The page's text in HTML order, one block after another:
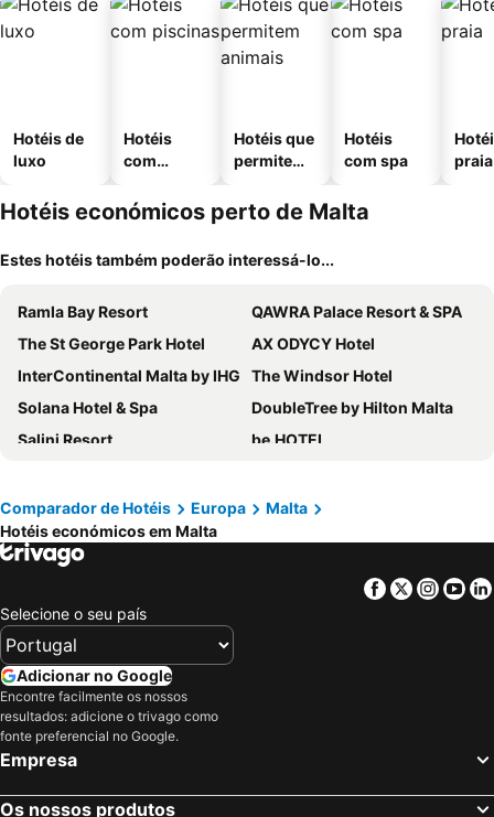
Hotéis de
luxo
Hotéis
com
Hotéis que
permitem
Hotéis
com spa
praia
Hotéis económicos perto de Malta
Estes hotéis também poderão interessá-lo...
Ramla Bay Resort
QAWRA Palace Resort & SPA
The St George Park Hotel
AX ODYCY Hotel
InterContinental Malta by IHG
The Windsor Hotel
Solana Hotel & Spa
DoubleTree by Hilton Malta
Salini Resort
be.HOTEL
Xemxija Bay Hotel
Mercure St. Julian's Malta
db San Antonio Hotel + Spa All Inclusive
Hilton Malta
Soreda Hotel
Bayview Hotel by ST Hotels
Beach Garden Hotel
Paradise Bay Resort
Hotel Calypso
Radisson Blu Resort, Malta St. Julian's
Sliema Marina Hotel
Comparador de Hotéis Europa
Malta
Hotéis económicos em Malta
Facebook
Twitter
Selecione o seu país
Adicionar no Google
Encontre facilmente os nossos
resultados: adicione o trivago como
fonte preferencial no Google.
Empresa
Os nossos produtos